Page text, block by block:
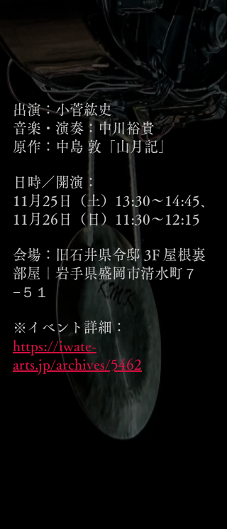
出演：小菅紘史
音楽・演奏：中川裕貴
原作：中島 敦「山月記」
日時／開演：
11月25日（土）13:30〜14:45、
11月26日（日）11:30〜12:15
会場：旧石井県令邸 3F 屋根裏
部屋｜岩手県盛岡市清水町７
−５１
※イベント詳細：
https://iwate-
arts.jp/archives/5462